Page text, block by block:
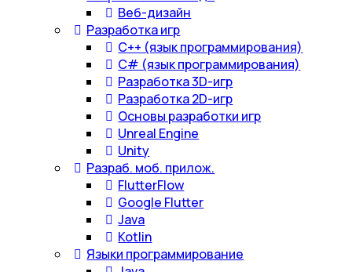
Веб-дизайн
Разработка игр
С++ (язык программирования)
С# (язык программирования)
Разработка 3D-игр
Разработка 2D-игр
Основы разработки игр
Unreal Engine
Unity
Разраб. моб. прилож.
FlutterFlow
Google Flutter
Java
Kotlin
Языки программирование